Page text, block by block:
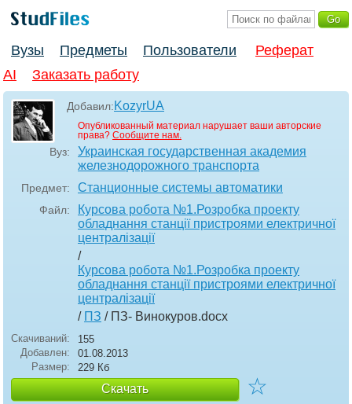
Вузы Предметы Пользователи
Реферат
AI
Заказать работу
Добавил:KozyrUA
Опубликованный материал нарушает ваши авторские
права? Сообщите нам.
Вуз:
Украинская государственная академия
железнодорожного транспорта
Предмет: Станционные системы автоматики
Файл:
Курсова робота №1.Розробка проекту
обладнання станції пристроями електричної
централізації
/
Курсова робота №1.Розробка проекту
обладнання станції пристроями електричної
централізації
/ ПЗ / ПЗ- Винокуров.docx
Скачиваний:
155
Добавлен:
01.08.2013
Размер:
229 Кб
Скачать ☆